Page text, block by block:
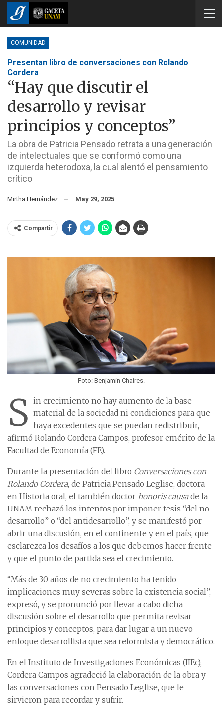
COMUNIDAD
Presentan libro de conversaciones con Rolando
Cordera
“Hay que discutir el
desarrollo y revisar
principios y conceptos”
La obra de Patricia Pensado retrata a una generación
de intelectuales que se conformó como una
izquierda heterodoxa, la cual alentó el pensamiento
crítico
Mirtha Hernández May 29, 2025
Compartir
Foto: Benjamín Chaires.
S
in crecimiento no hay aumento de la base
material de la sociedad ni condiciones para que
haya excedentes que se puedan redistribuir,
afirmó Rolando Cordera Campos, profesor emérito de la
Facultad de Economía (FE).
Durante la presentación del libro Conversaciones con
Rolando Cordera, de Patricia Pensado Leglise, doctora
en Historia oral, el también doctor honoris causade la
UNAM rechazó los intentos por imponer tesis “del no
desarrollo” o “del antidesarrollo”, y se manifestó por
abrir una discusión, en el continente y en el país, que
esclarezca los desafíos a los que debemos hacer frente
y que el punto de partida sea el crecimiento.
“Más de 30 años de no crecimiento ha tenido
implicaciones muy severas sobre la existencia social”,
expresó, y se pronunció por llevar a cabo dicha
discusión sobre el desarrollo que permita revisar
principios y conceptos, para dar lugar a un nuevo
enfoque desarrollista que sea reformista y democrático.
En el Instituto de Investigaciones Económicas (IIEc),
Cordera Campos agradeció la elaboración de la obra y
las conversaciones con Pensado Leglise, que le
sirvieron para recordar y sufrir.